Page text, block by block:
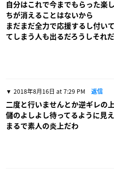
自分はこれで今までもらった楽
ちが消えることはないから
まだまだ全力で応援するし付い
てしまう人も出るだろうしそれだ
2018年8月16日 at 7:29 PM 返信
二度と行いませんとか逆ギレの上
儲のよしよし待ってるように見
まるで素人の炎上だわ